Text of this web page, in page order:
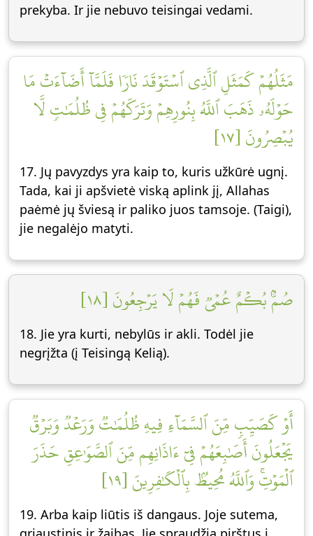
prekyba. Ir jie nebuvo teisingai vedami.
مَثَلُهُمۡ كَمَثَلِ ٱلَّذِي ٱسۡتَوۡقَدَ نَارٗا فَلَمَّآ أَضَآءَتۡ مَا
حَوۡلَهُۥ ذَهَبَ ٱللَّهُ بِنُورِهِمۡ وَتَرَكَهُمۡ فِي ظُلُمَٰتٖ لَّا
يُبۡصِرُونَ [١٧]
17. Jų pavyzdys yra kaip to, kuris užkūrė ugnį.
Tada, kai ji apšvietė viską aplink jį, Allahas
paėmė jų šviesą ir paliko juos tamsoje. (Taigi),
jie negalėjo matyti.
صُمُّۢ بُكۡمٌ عُمۡيٞ فَهُمۡ لَا يَرۡجِعُونَ [١٨]
18. Jie yra kurti, nebylūs ir akli. Todėl jie
negrįžta (į Teisingą Kelią).
أَوۡ كَصَيِّبٖ مِّنَ ٱلسَّمَآءِ فِيهِ ظُلُمَٰتٞ وَرَعۡدٞ وَبَرۡقٞ
يَجۡعَلُونَ أَصَٰبِعَهُمۡ فِيٓ ءَاذَانِهِم مِّنَ ٱلصَّوَٰعِقِ حَذَرَ
ٱلۡمَوۡتِۚ وَٱللَّهُ مُحِيطُۢ بِٱلۡكَٰفِرِينَ [١٩]
19. Arba kaip liūtis iš dangaus. Joje sutema,